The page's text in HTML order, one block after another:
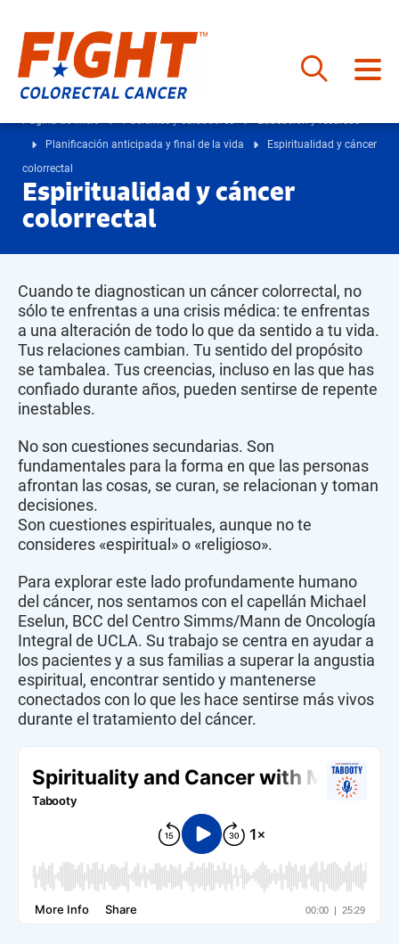
Saltar
al
contenido
Página de inicio Pacientes y cuidadores
Educación y recursos
Planificación anticipada y final de la vida
Espiritualidad y cáncer
colorrectal
Espiritualidad y cáncer
colorrectal
Cuando te diagnostican un cáncer colorrectal, no
sólo te enfrentas a una crisis médica: te enfrentas
a una alteración de todo lo que da sentido a tu vida.
Tus relaciones cambian. Tu sentido del propósito
se tambalea. Tus creencias, incluso en las que has
confiado durante años, pueden sentirse de repente
inestables.
No son cuestiones secundarias. Son
fundamentales para la forma en que las personas
afrontan las cosas, se curan, se relacionan y toman
decisiones.
Son cuestiones espirituales, aunque no te
consideres «espiritual» o «religioso».
Para explorar este lado profundamente humano
del cáncer, nos sentamos con el capellán Michael
Eselun, BCC del Centro Simms/Mann de Oncología
Integral de UCLA. Su trabajo se centra en ayudar a
los pacientes y a sus familias a superar la angustia
espiritual, encontrar sentido y mantenerse
conectados con lo que les hace sentirse más vivos
durante el tratamiento del cáncer.